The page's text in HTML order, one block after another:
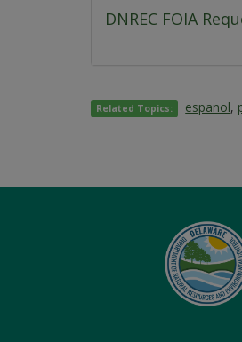
DNREC FOIA
Related Topics: espanol,